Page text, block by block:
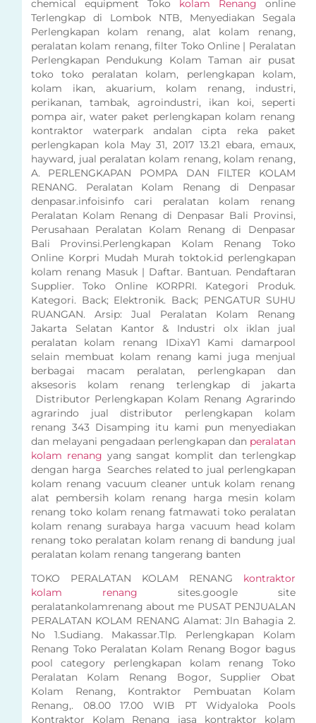
chemical equipment Toko kolam Renang online
Terlengkap di Lombok NTB, Menyediakan Segala
Perlengkapan kolam renang, alat kolam renang,
peralatan kolam renang, filter Toko Online | Peralatan
Perlengkapan Pendukung Kolam Taman air pusat
toko toko peralatan kolam, perlengkapan kolam,
kolam ikan, akuarium, kolam renang, industri,
perikanan, tambak, agroindustri, ikan koi, seperti
pompa air, water paket perlengkapan kolam renang
kontraktor waterpark andalan cipta reka paket
perlengkapan kola May 31, 2017 13.21 ebara, emaux,
hayward, jual peralatan kolam renang, kolam renang,
A. PERLENGKAPAN POMPA DAN FILTER KOLAM
RENANG. Peralatan Kolam Renang di Denpasar
denpasar.infoisinfo cari peralatan kolam renang
Peralatan Kolam Renang di Denpasar Bali Provinsi,
Perusahaan Peralatan Kolam Renang di Denpasar
Bali Provinsi.Perlengkapan Kolam Renang Toko
Online Korpri Mudah Murah toktok.id perlengkapan
kolam renang Masuk | Daftar. Bantuan. Pendaftaran
Supplier. Toko Online KORPRI. Kategori Produk.
Kategori. Back; Elektronik. Back; PENGATUR SUHU
RUANGAN. Arsip: Jual Peralatan Kolam Renang
Jakarta Selatan Kantor & Industri olx iklan jual
peralatan kolam renang IDixaY1 Kami damarpool
selain membuat kolam renang kami juga menjual
berbagai macam peralatan, perlengkapan dan
aksesoris kolam renang terlengkap di jakarta
Distributor Perlengkapan Kolam Renang Agrarindo
agrarindo jual distributor perlengkapan kolam
renang 343 Disamping itu kami pun menyediakan
dan melayani pengadaan perlengkapan dan peralatan
kolam renang yang sangat komplit dan terlengkap
dengan harga Searches related to jual perlengkapan
kolam renang vacuum cleaner untuk kolam renang
alat pembersih kolam renang harga mesin kolam
renang toko kolam renang fatmawati toko peralatan
kolam renang surabaya harga vacuum head kolam
renang toko peralatan kolam renang di bandung jual
peralatan kolam renang tangerang banten
TOKO PERALATAN KOLAM RENANG kontraktor
kolam renang sites.google site
peralatankolamrenang about me PUSAT PENJUALAN
PERALATAN KOLAM RENANG Alamat: Jln Bahagia 2.
No 1.Sudiang. Makassar.Tlp. Perlengkapan Kolam
Renang Toko Peralatan Kolam Renang Bogor bagus
pool category perlengkapan kolam renang Toko
Peralatan Kolam Renang Bogor, Supplier Obat
Kolam Renang, Kontraktor Pembuatan Kolam
Renang,. 08.00 17.00 WIB PT Widyaloka Pools
Kontraktor Kolam Renang jasa kontraktor kolam